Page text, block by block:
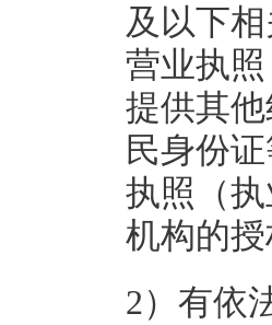
及以下
营业执
提供其
民身份
执照（
机构的授
2）有依